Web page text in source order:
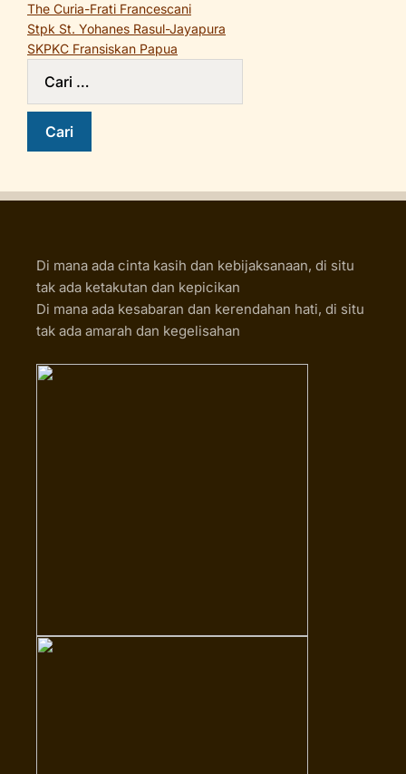
The Curia-Frati Francescani
Stpk St. Yohanes Rasul-Jayapura
SKPKC Fransiskan Papua
Di mana ada cinta kasih dan kebijaksanaan, di situ
tak ada ketakutan dan kepicikan
Di mana ada kesabaran dan kerendahan hati, di situ
tak ada amarah dan kegelisahan